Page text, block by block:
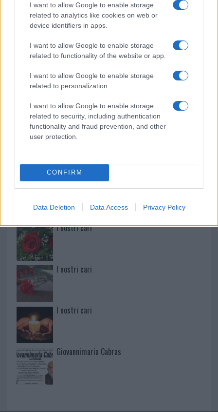
I want to allow Google to enable storage
related to analytics like cookies on web or
device identifiers in apps.
I want to allow Google to enable storage
related to functionality of the website or app.
I want to allow Google to enable storage
related to personalization.
I want to allow Google to enable storage
related to security, including authentication
functionality and fraud prevention, and other
user protection.
CONFIRM
Data Deletion Data Access Privacy Policy
NECROLOGIE
Mario Malu
Martina Agostina Diturco
I nostri cari
I nostri cari
I nostri cari
Giovannimaria Cabras